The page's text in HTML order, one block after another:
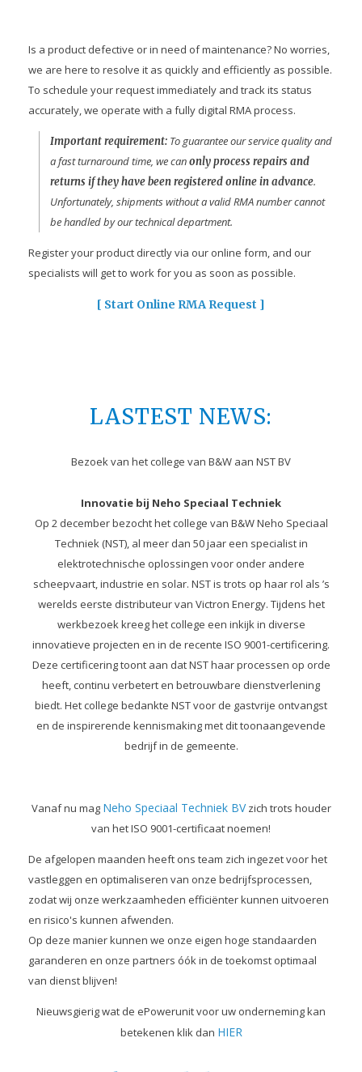
Is a product defective or in need of maintenance? No worries,
we are here to resolve it as quickly and efficiently as possible.
To schedule your request immediately and track its status
accurately, we operate with a fully digital RMA process.
Important requirement: To guarantee our service quality and
a fast turnaround time, we canonly process repairs and
returns if they have been registered online in advance.
Unfortunately, shipments without a valid RMA number cannot
be handled by our technical department.
Register your product directly via our online form, and our
specialists will get to work for you as soon as possible.
[ Start Online RMA Request ]
LASTEST NEWS:
Bezoek van het college van B&W aan NST BV
Innovatie bij Neho Speciaal Techniek
Op 2 december bezocht het college van B&W Neho Speciaal
Techniek (NST), al meer dan 50 jaar een specialist in
elektrotechnische oplossingen voor onder andere
scheepvaart, industrie en solar. NST is trots op haar rol als ’s
werelds eerste distributeur van Victron Energy. Tijdens het
werkbezoek kreeg het college een inkijk in diverse
innovatieve projecten en in de recente ISO 9001-certificering.
Deze certificering toont aan dat NST haar processen op orde
heeft, continu verbetert en betrouwbare dienstverlening
biedt. Het college bedankte NST voor de gastvrije ontvangst
en de inspirerende kennismaking met dit toonaangevende
bedrijf in de gemeente.
Vanaf nu mag Neho Speciaal Techniek BVzich trots houder
van het ISO 9001-certificaat noemen!
De afgelopen maanden heeft ons team zich ingezet voor het
vastleggen en optimaliseren van onze bedrijfsprocessen,
zodat wij onze werkzaamheden efficiënter kunnen uitvoeren
en risico's kunnen afwenden.
Op deze manier kunnen we onze eigen hoge standaarden
garanderen en onze partners óók in de toekomst optimaal
van dienst blijven!
Nieuwsgierig wat de ePowerunit voor uw onderneming kan
betekenen klik dan HIER